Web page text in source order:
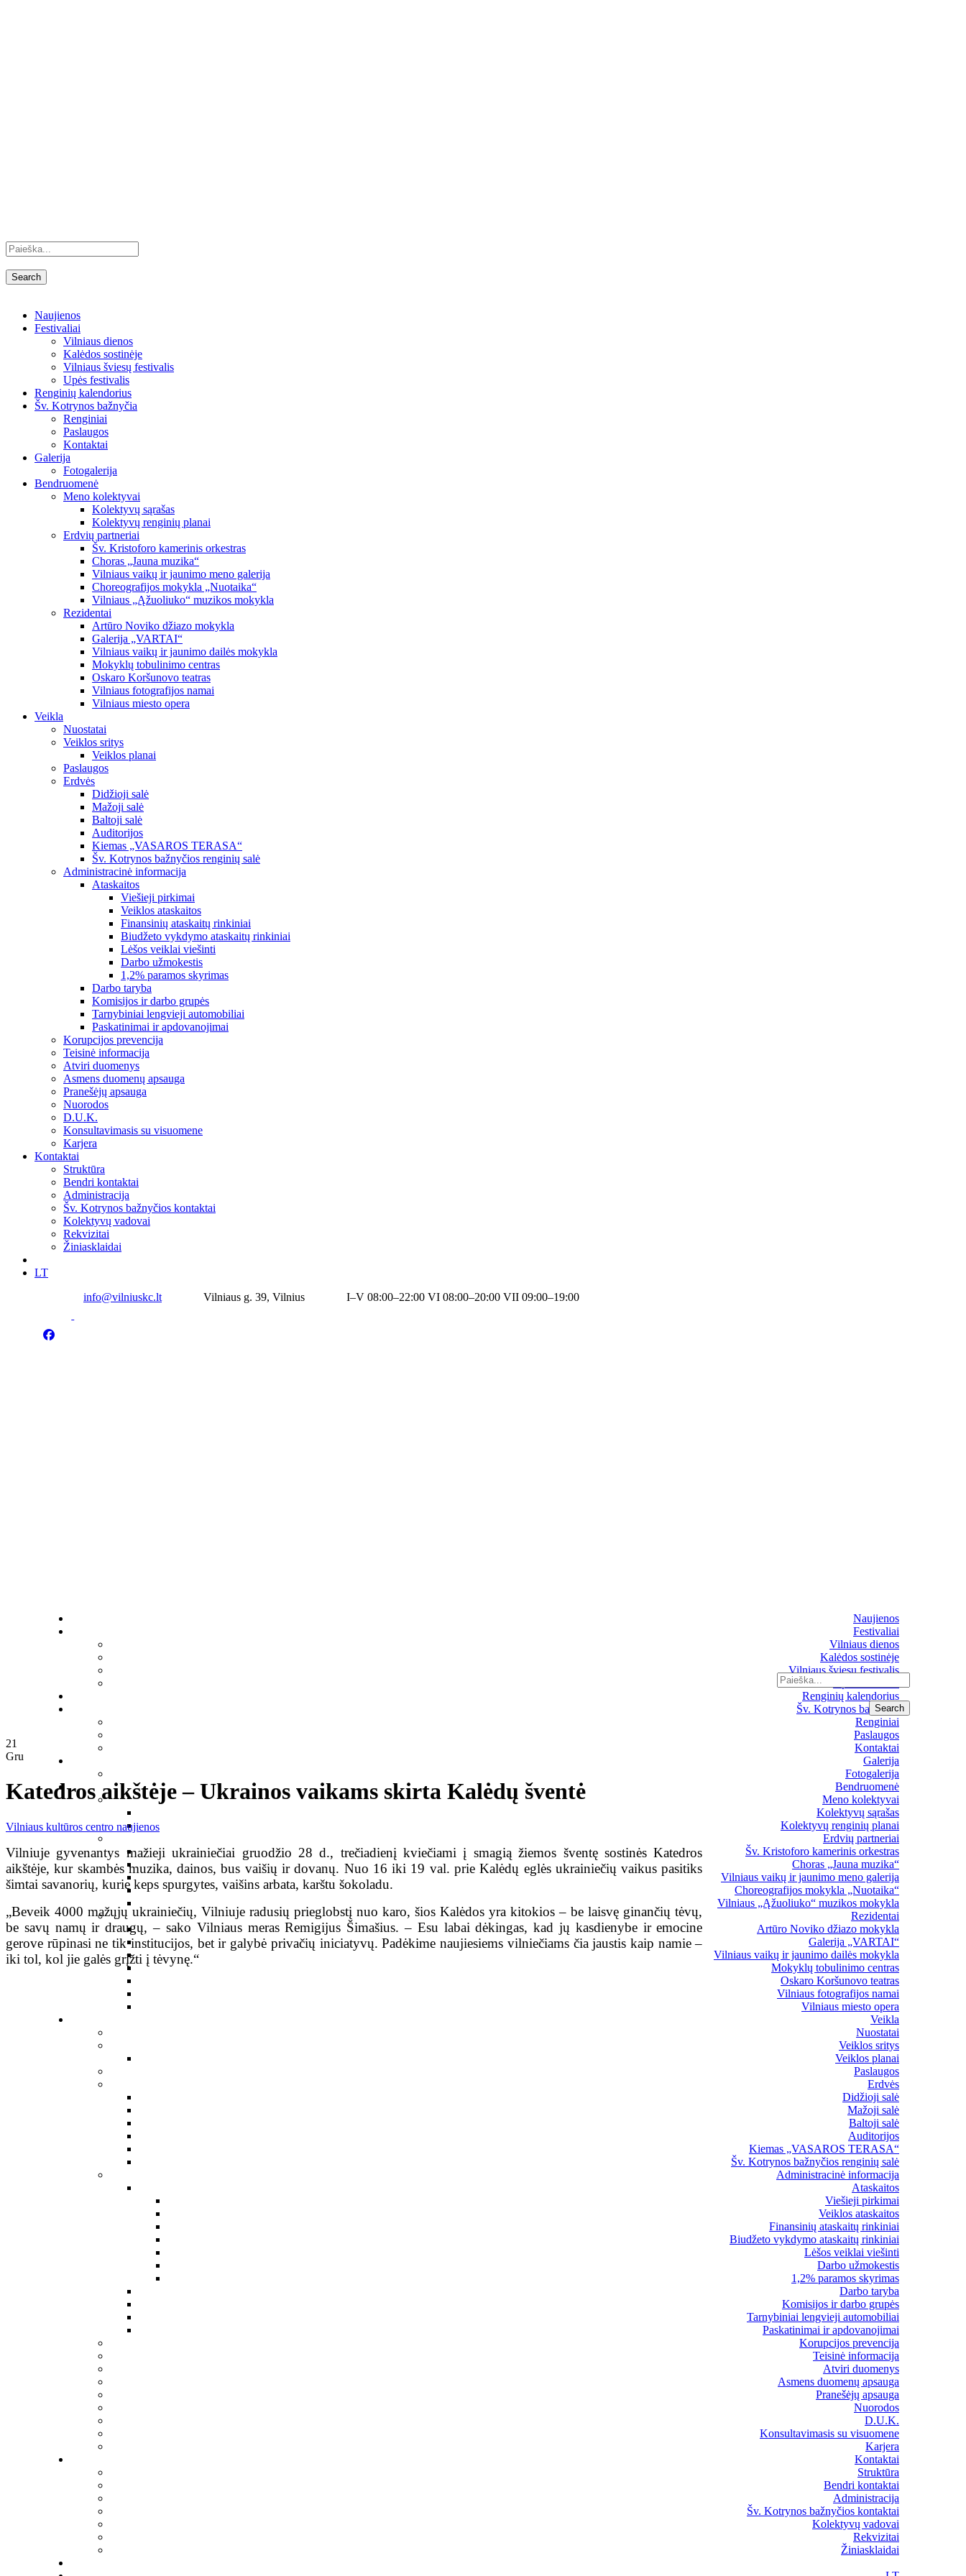
Naujienos
Festivaliai
Vilniaus dienos
Kalėdos sostinėje
Vilniaus šviesų festivalis
Upės festivalis
Renginių kalendorius
Šv. Kotrynos bažnyčia
Renginiai
Paslaugos
Kontaktai
Galerija
Fotogalerija
Bendruomenė
Meno kolektyvai
Kolektyvų sąrašas
Kolektyvų renginių planai
Erdvių partneriai
Šv. Kristoforo kamerinis orkestras
Choras „Jauna muzika“
Vilniaus vaikų ir jaunimo meno galerija
Choreografijos mokykla „Nuotaika“
Vilniaus „Ąžuoliuko“ muzikos mokykla
Rezidentai
Artūro Noviko džiazo mokykla
Galerija „VARTAI“
Vilniaus vaikų ir jaunimo dailės mokykla
Mokyklų tobulinimo centras
Oskaro Koršunovo teatras
Vilniaus fotografijos namai
Vilniaus miesto opera
Veikla
Nuostatai
Veiklos sritys
Veiklos planai
Paslaugos
Erdvės
Didžioji salė
Mažoji salė
Baltoji salė
Auditorijos
Kiemas „VASAROS TERASA“
Šv. Kotrynos bažnyčios renginių salė
Administracinė informacija
Ataskaitos
Viešieji pirkimai
Veiklos ataskaitos
Finansinių ataskaitų rinkiniai
Biudžeto vykdymo ataskaitų rinkiniai
Lėšos veiklai viešinti
Darbo užmokestis
1,2% paramos skyrimas
Darbo taryba
Komisijos ir darbo grupės
Tarnybiniai lengvieji automobiliai
Paskatinimai ir apdovanojimai
Korupcijos prevencija
Teisinė informacija
Atviri duomenys
Asmens duomenų apsauga
Pranešėjų apsauga
Nuorodos
D.U.K.
Konsultavimasis su visuomene
Karjera
Kontaktai
Struktūra
Bendri kontaktai
Administracija
Šv. Kotrynos bažnyčios kontaktai
Kolektyvų vadovai
Rekvizitai
Žiniasklaidai
LT
info@vilniuskc.lt
Vilniaus g. 39, Vilnius I–V 08:00–22:00 VI 08:00–20:00 VII 09:00–19:00
Naujienos
Festivaliai
Vilniaus dienos
Kalėdos sostinėje
Vilniaus šviesų festivalis
Renginių kalendorius
Šv. Kotrynos bažnyčia
Renginiai
Paslaugos
Kontaktai
Galerija
Fotogalerija
Bendruomenė
Meno kolektyvai
Kolektyvų sąrašas
Kolektyvų renginių planai
Erdvių partneriai
Šv. Kristoforo kamerinis orkestras
Choras „Jauna muzika“
Vilniaus vaikų ir jaunimo meno galerija
Choreografijos mokykla „Nuotaika“
Vilniaus „Ąžuoliuko“ muzikos mokykla
Rezidentai
Artūro Noviko džiazo mokykla
Galerija „VARTAI“
Vilniaus vaikų ir jaunimo dailės mokykla
Mokyklų tobulinimo centras
Oskaro Koršunovo teatras
Vilniaus fotografijos namai
Vilniaus miesto opera
Veikla
Nuostatai
Veiklos sritys
Veiklos planai
Paslaugos
Erdvės
Didžioji salė
Mažoji salė
Baltoji salė
Auditorijos
Kiemas „VASAROS TERASA“
Šv. Kotrynos bažnyčios renginių salė
Administracinė informacija
Ataskaitos
Viešieji pirkimai
Veiklos ataskaitos
Finansinių ataskaitų rinkiniai
Biudžeto vykdymo ataskaitų rinkiniai
Lėšos veiklai viešinti
Darbo užmokestis
1,2% paramos skyrimas
Darbo taryba
Komisijos ir darbo grupės
Tarnybiniai lengvieji automobiliai
Paskatinimai ir apdovanojimai
Korupcijos prevencija
Teisinė informacija
Atviri duomenys
Asmens duomenų apsauga
Pranešėjų apsauga
Nuorodos
D.U.K.
Konsultavimasis su visuomene
Karjera
Kontaktai
Struktūra
Bendri kontaktai
Administracija
Šv. Kotrynos bažnyčios kontaktai
Kolektyvų vadovai
Rekvizitai
Žiniasklaidai
21
Gru
Katedros aikštėje – Ukrainos vaikams skirta Kalėdų šventė
Vilniaus kultūros centro naujienos
Vilniuje gyvenantys mažieji ukrainiečiai gruodžio 28 d., trečiadienį kviečiami į smagią žiemos šventę sostinės Katedros
aikštėje, kur skambės muzika, dainos, bus vaišių ir dovanų. Nuo 16 iki 19 val. prie Kalėdų eglės ukrainiečių vaikus pasitiks
šimtai savanorių, kurie keps spurgytes, vaišins arbata, karštu šokoladu.
„Beveik 4000 mažųjų ukrainiečių, Vilniuje radusių prieglobstį nuo karo, šios Kalėdos yra kitokios – be laisvę ginančių tėvų,
be savų namų ir draugų, – sako Vilniaus meras Remigijus Šimašius. – Esu labai dėkingas, kad jų kasdienybe ir emocine
gerove rūpinasi ne tik institucijos, bet ir galybė privačių iniciatyvų. Padėkime naujiesiems vilniečiams čia jaustis kaip namie –
iki tol, kol jie galės grįžti į tėvynę.“